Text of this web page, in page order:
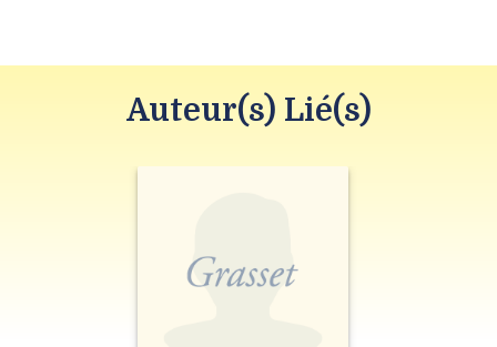
Auteur(s) Lié(s)